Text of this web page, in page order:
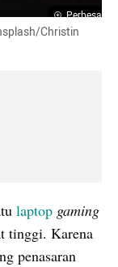
Perbesar
Christin
laptop gaming
tinggi. Karena
penasaran